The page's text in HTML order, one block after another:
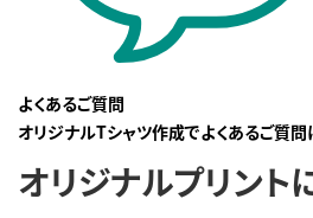
よくあるご質問
オリジナルTシャツ作成でよくあるご質問
オリジナルプリント